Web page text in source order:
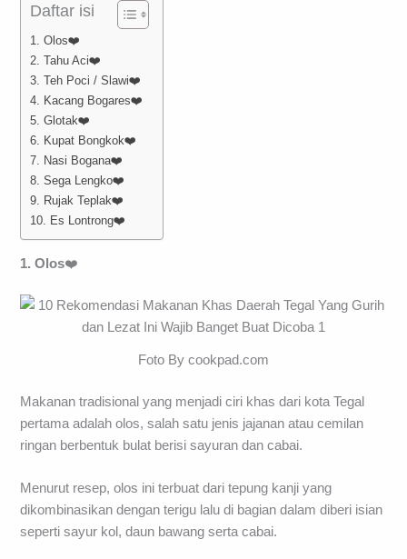
Daftar isi
1. Olos❤️
2. Tahu Aci❤️
3. Teh Poci / Slawi❤️
4. Kacang Bogares❤️
5. Glotak❤️
6. Kupat Bongkok❤️
7. Nasi Bogana❤️
8. Sega Lengko❤️
9. Rujak Teplak❤️
10. Es Lontrong❤️
1. Olos❤️
Foto By cookpad.com
Makanan tradisional yang menjadi ciri khas dari kota Tegal
pertama adalah olos, salah satu jenis jajanan atau cemilan
ringan berbentuk bulat berisi sayuran dan cabai.
Menurut resep, olos ini terbuat dari tepung kanji yang
dikombinasikan dengan terigu lalu di bagian dalam diberi isian
seperti sayur kol, daun bawang serta cabai.